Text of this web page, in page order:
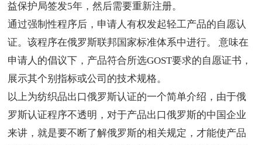
益保护局签发5年，然后需要重新注册。
通过强制性程序后，申请人有权发起轻工产品的自愿认
证。该程序在俄罗斯联邦国家标准体系中进行。 意味在
申请人的倡议下，产品符合所选GOST要求的自愿证书，
展示其个别指标或公司的技术规格。
以上为纺织品出口俄罗斯认证的一个简单介绍，由于俄
罗斯认证程序不透明，对于产品出口俄罗斯的中国企业
来讲，就是要不断了解俄罗斯的相关规定，才能使产品